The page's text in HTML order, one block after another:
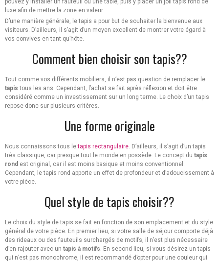
luxe afin de mettre la zone en valeur.
D’une manière générale, le tapis a pour but de souhaiter la bienvenue aux
visiteurs. D’ailleurs, il s’agit d’un moyen excellent de montrer votre égard à
vos convives en tant qu’hôte.
Comment bien choisir son tapis??
Tout comme vos différents mobiliers, il n’est pas question de remplacer le
tapis tous les ans. Cependant, l’achat se fait après réflexion et doit être
considéré comme un investissement sur un long terme. Le choix d’un tapis
repose donc sur plusieurs critères.
Une forme originale
Nous connaissons tous letapis rectangulaire . D’ailleurs, il s’agit d’un tapis
très classique, car presque tout le monde en possède. Le concept du tapis
rond est original, car il est moins basique et moins conventionnel.
Cependant, le tapis rond apporte un effet de profondeur et d’adoucissement à
votre pièce.
Quel style de tapis choisir??
Le choix du style de tapis se fait en fonction de son emplacement et du style
général de votre pièce. En premier lieu, si votre salle de séjour comporte déjà
des rideaux ou des fauteuils surchargés de motifs, il n’est plus nécessaire
d’en rajouter avec un tapis à motifs . En second lieu, si vous désirez un tapis
qui n’est pas monochrome, il est recommandé d’opter pour une couleur qui